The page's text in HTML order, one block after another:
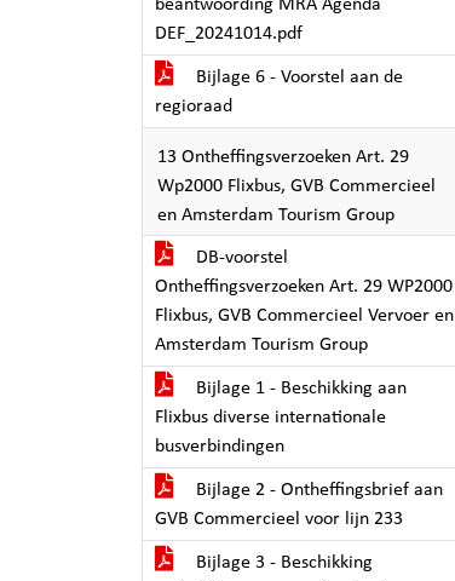
beantwoording MRA Agenda
DEF_20241014.pdf
Bijlage 6 - Voorstel aan de
regioraad
13 Ontheffingsverzoeken Art. 29
Wp2000 Flixbus, GVB Commercieel
en Amsterdam Tourism Group
DB-voorstel
Ontheffingsverzoeken Art. 29 WP2000
Flixbus, GVB Commercieel Vervoer en
Amsterdam Tourism Group
Bijlage 1 - Beschikking aan
Flixbus diverse internationale
busverbindingen
Bijlage 2 - Ontheffingsbrief aan
GVB Commercieel voor lijn 233
Bijlage 3 - Beschikking